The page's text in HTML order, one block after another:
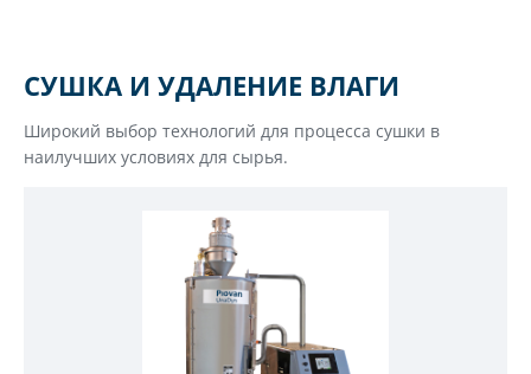
СУШКА И УДАЛЕНИЕ ВЛАГИ
Широкий выбор технологий для процесса сушки в
наилучших условиях для сырья.